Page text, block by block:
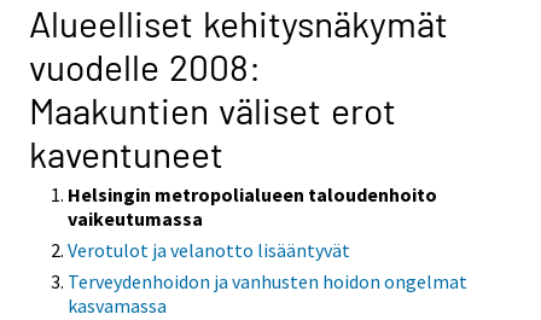
Alueelliset kehitysnäkymät
vuodelle 2008:
Maakuntien väliset erot
kaventuneet
Helsingin metropolialueen taloudenhoito
vaikeutumassa
Verotulot ja velanotto lisääntyvät
Terveydenhoidon ja vanhusten hoidon ongelmat
kasvamassa